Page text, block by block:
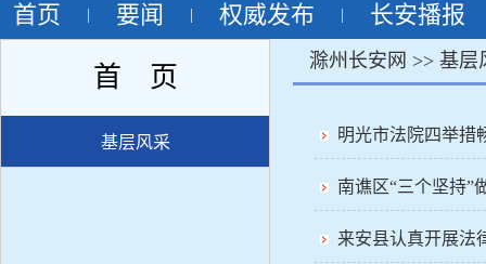
首页 要闻 权威发布 长安播报
首 页
基层风采
滁州长安网 >> 基层
明光市法院四举措
南谯区“三个坚持”
来安县认真开展法